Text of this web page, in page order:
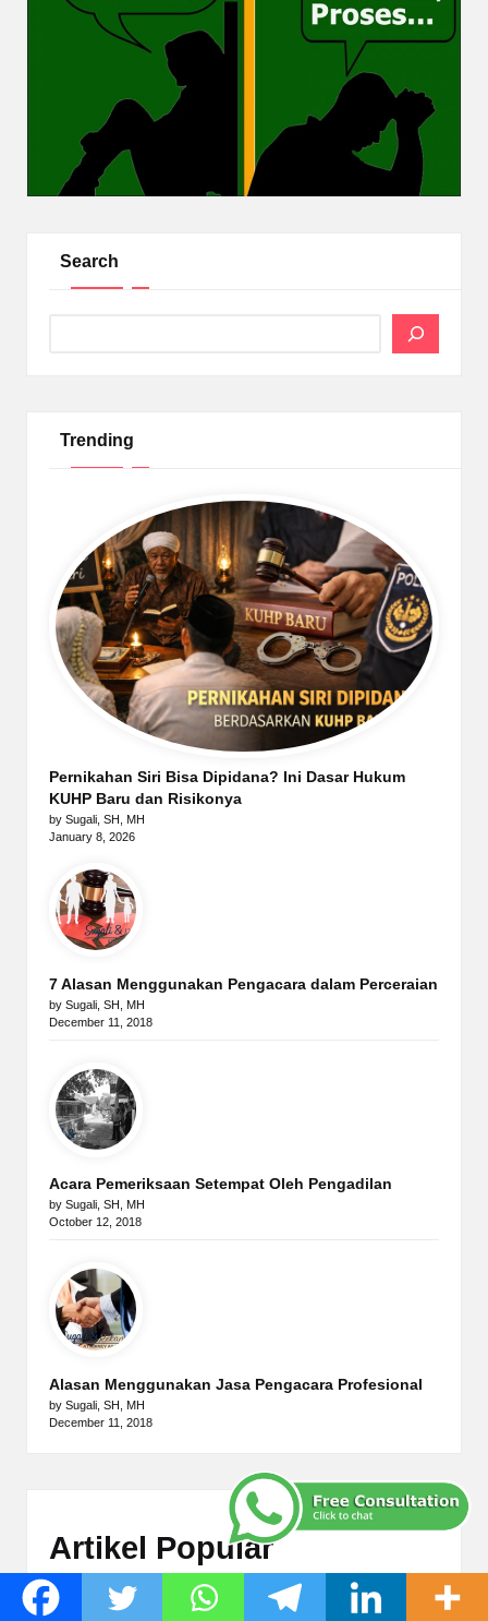
Search
Trending
Pernikahan Siri Bisa Dipidana? Ini Dasar Hukum
KUHP Baru dan Risikonya
by Sugali, SH, MH
January 8, 2026
7 Alasan Menggunakan Pengacara dalam Perceraian
by Sugali, SH, MH
December 11, 2018
Acara Pemeriksaan Setempat Oleh Pengadilan
by Sugali, SH, MH
October 12, 2018
Alasan Menggunakan Jasa Pengacara Profesional
by Sugali, SH, MH
December 11, 2018
Artikel Popular